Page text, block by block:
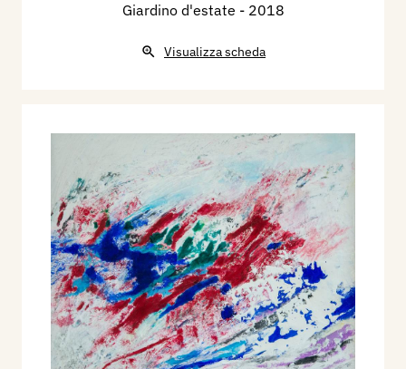
Giardino d'estate - 2018
Visualizza scheda